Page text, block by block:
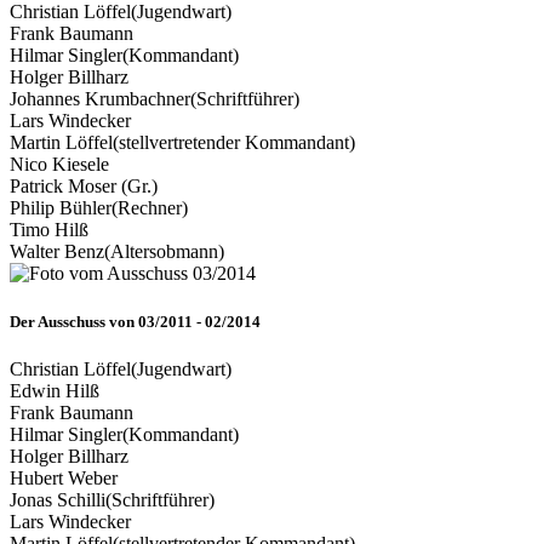
Christian Löffel(Jugendwart)
Frank Baumann
Hilmar Singler(Kommandant)
Holger Billharz
Johannes Krumbachner(Schriftführer)
Lars Windecker
Martin Löffel(stellvertretender Kommandant)
Nico Kiesele
Patrick Moser (Gr.)
Philip Bühler(Rechner)
Timo Hilß
Walter Benz(Altersobmann)
Der Ausschuss von 03/2011 - 02/2014
Christian Löffel(Jugendwart)
Edwin Hilß
Frank Baumann
Hilmar Singler(Kommandant)
Holger Billharz
Hubert Weber
Jonas Schilli(Schriftführer)
Lars Windecker